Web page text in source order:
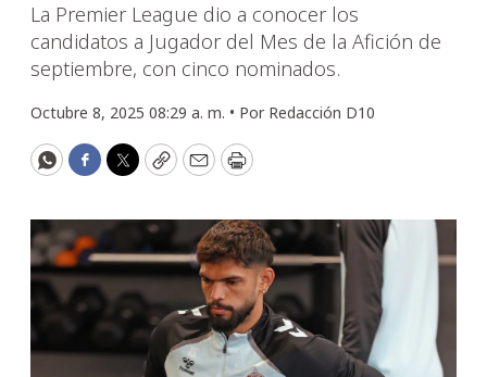
La Premier League dio a conocer los
candidatos a Jugador del Mes de la Afición de
septiembre, con cinco nominados.
Octubre 8, 2025 08:29 a. m. • Por Redacción D10
WhatsApp
Facebook
Twitter
CopyEmailPrint